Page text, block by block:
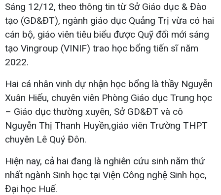
Sáng 12/12, theo thông tin từ Sở Giáo dục & Đào
tạo (GD&ĐT), ngành giáo dục Quảng Trị vừa có hai
cán bộ, giáo viên tiêu biểu được Quỹ đổi mới sáng
tạo Vingroup (VINIF) trao học bổng tiến sĩ năm
2022.
Hai cá nhân vinh dự nhận học bổng là thầy Nguyễn
Xuân Hiếu, chuyên viên Phòng Giáo dục Trung học
– Giáo dục thường xuyên, Sở GD&ĐT và cô
Nguyễn Thị Thanh Huyền,giáo viên Trường THPT
chuyên Lê Quý Đôn.
Hiện nay, cả hai đang là nghiên cứu sinh năm thứ
nhất ngành Sinh học tại Viện Công nghệ Sinh học,
Đại học Huế.